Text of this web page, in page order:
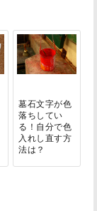
墓石文字が色
落ちしてい
る！自分で色
入れし直す方
法は？